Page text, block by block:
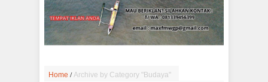
Home /Archive by Category "Budaya"